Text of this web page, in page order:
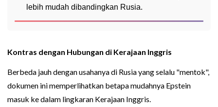
lebih mudah dibandingkan Rusia.
Kontras dengan Hubungan di Kerajaan Inggris
Berbeda jauh dengan usahanya di Rusia yang selalu "mentok",
dokumen ini memperlihatkan betapa mudahnya Epstein
masuk ke dalam lingkaran Kerajaan Inggris.